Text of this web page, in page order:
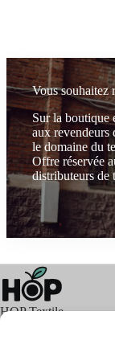
Vous souhaitez
Sur la boutique
aux revendeurs
le domaine du
Offre réservée
distributeurs de
HOP Textile